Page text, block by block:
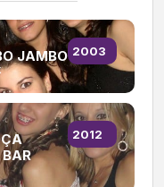
JAMBO 2003
2012